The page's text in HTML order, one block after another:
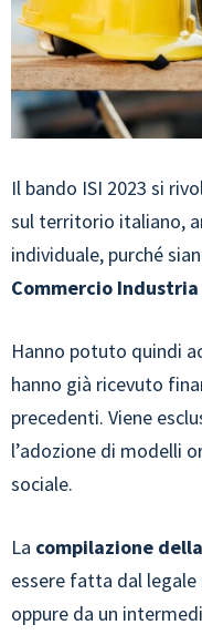
Il bando ISI 2023 si
sul territorio italiano,
individuale, purché
Commercio
Hanno potuto quindi
hanno già ricevuto
precedenti. Viene
l’adozione di modelli
sociale.
La compilazione
essere fatta dal legale
oppure da un